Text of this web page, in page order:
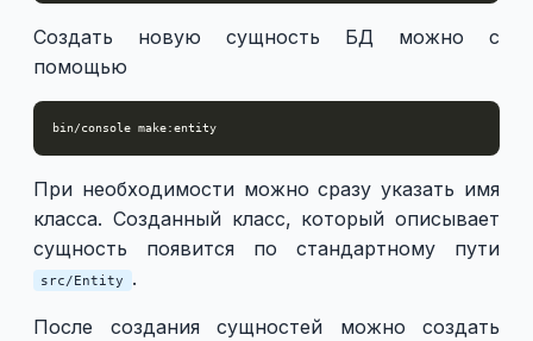
Создать новую сущность БД можно с
помощью
При необходимости можно сразу указать имя
класса. Созданный класс, который описывает
сущность появится по стандартному пути
src/Entity .
После создания сущностей можно создать